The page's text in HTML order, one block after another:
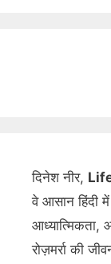
दिनेश नीर,
वे आसान हिंदी
आध्यात्मिकता,
रोज़मर्रा की